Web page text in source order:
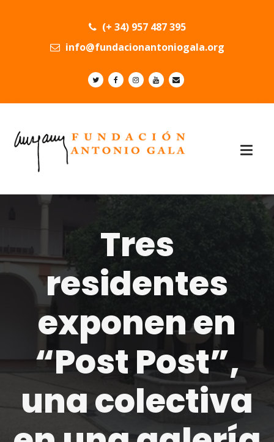
(+ 34) 957 487 395
info@fundacionantoniogala.org
Tres
residentes
exponen en
“Post Post”,
una colectiva